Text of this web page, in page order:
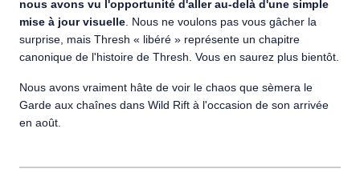
nous avons vu l'opportunité d'aller au-delà d'une simple
mise à jour visuelle . Nous ne voulons pas vous gâcher la
surprise, mais Thresh « libéré » représente un chapitre
canonique de l'histoire de Thresh. Vous en saurez plus bientôt.
Nous avons vraiment hâte de voir le chaos que sèmera le
Garde aux chaînes dans Wild Rift à l'occasion de son arrivée
en août.